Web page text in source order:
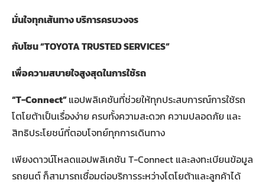
มั่นใจทุกเส้นทาง บริการครบวงจร
กับโซน“TOYOTA TRUSTED SERVICES”
เพื่อความสบายใจสูงสุดในการใช้รถ
“T-Connect”แอปพลิเคชันที่ช่วยให้ทุกประสบการณ์การใช้รถ
โตโยต้าเป็นเรื่องง่าย ครบทั้งความสะดวก ความปลอดภัย และ
สิทธิประโยชน์ที่ตอบโจทย์ทุกการเดินทาง
เพียงดาวน์โหลดแอปพลิเคชัน T-Connect และลงทะเบียนข้อมูล
รถยนต์ ก็สามารถเชื่อมต่อบริการระหว่างโตโยต้าและลูกค้าได้